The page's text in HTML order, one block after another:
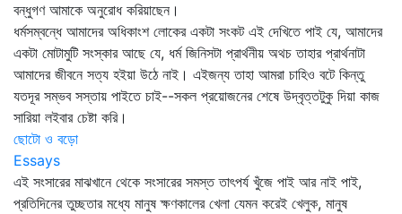
বন্ধুগণ আমাকে অনুরোধ করিয়াছেন।
ধর্মসম্বন্ধে আমাদের অধিকাংশ লোকের একটা সংকট এই দেখিতে পাই যে, আমাদের
একটা মোটামুটি সংস্কার আছে যে, ধর্ম জিনিসটা প্রার্থনীয় অথচ তাহার প্রার্থনাটা
আমাদের জীবনে সত্য হইয়া উঠে নাই। এইজন্য তাহা আমরা চাহিও বটে কিন্তু
যতদূর সম্ভব সস্তায় পাইতে চাই--সকল প্রয়োজনের শেষে উদ্বৃত্তটুকু দিয়া কাজ
সারিয়া লইবার চেষ্টা করি।
ছোটো ও বড়ো
Essays
এই সংসারের মাঝখানে থেকে সংসারের সমস্ত তাৎপর্য খুঁজে পাই আর নাই পাই,
প্রতিদিনের তুচ্ছতার মধ্যে মানুষ ক্ষণকালের খেলা যেমন করেই খেলুক, মানুষ